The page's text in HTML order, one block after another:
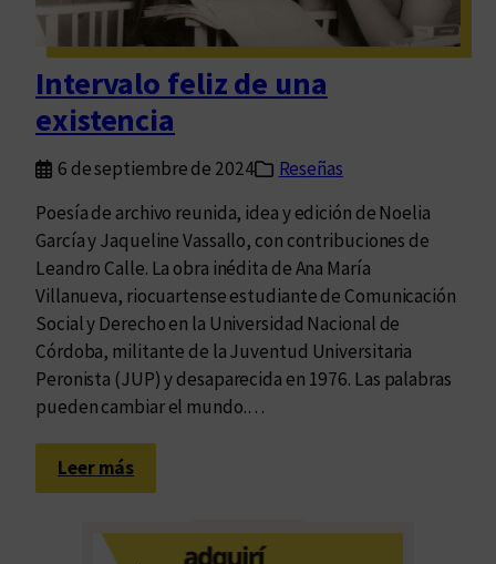
Intervalo feliz de una
existencia
6 de septiembre de 2024
Reseñas
Poesía de archivo reunida, idea y edición de Noelia
García y Jaqueline Vassallo, con contribuciones de
Leandro Calle. La obra inédita de Ana María
Villanueva, riocuartense estudiante de Comunicación
Social y Derecho en la Universidad Nacional de
Córdoba, militante de la Juventud Universitaria
Peronista (JUP) y desaparecida en 1976. Las palabras
pueden cambiar el mundo.…
Leer más:
I